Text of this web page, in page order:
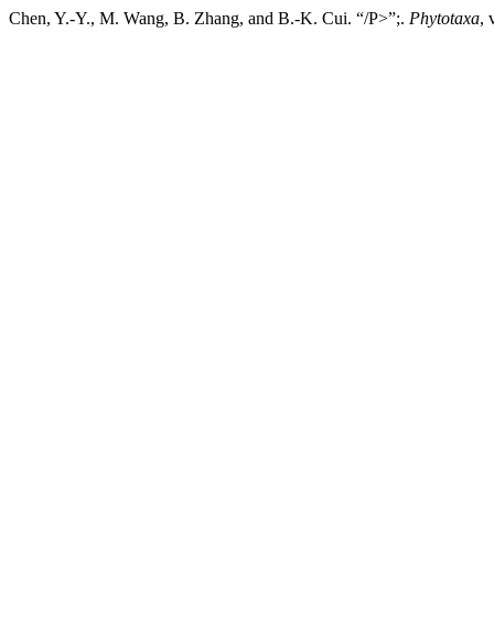
Chen, Y.-Y., M. Wang, B. Zhang, and B.-K. Cui. “/P>”;. Phytotaxa,